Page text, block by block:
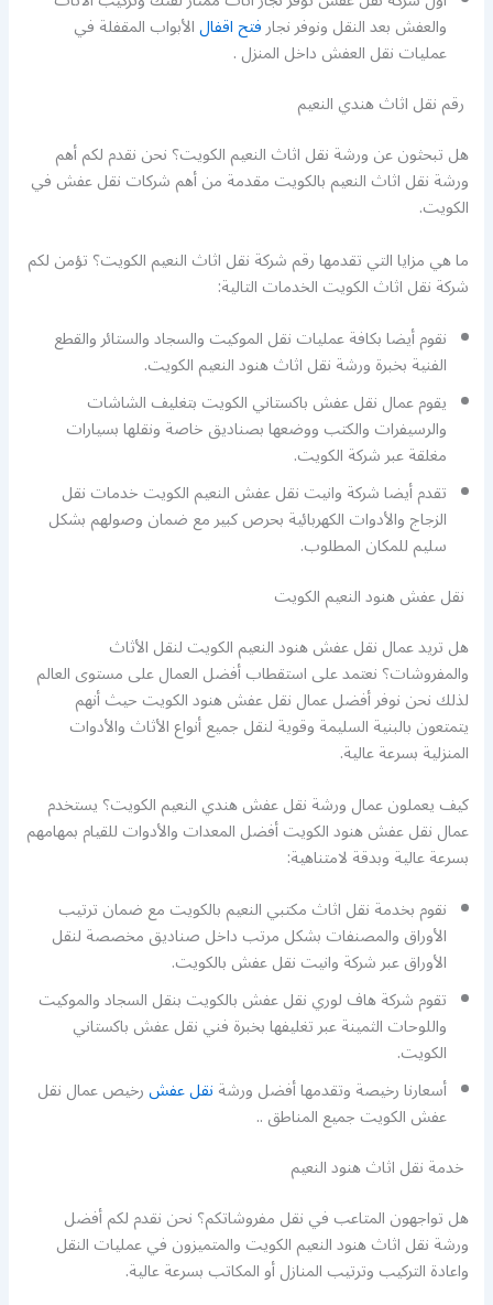
والعفش بعد النقل ونوفر نجارفتح اقفالالأبواب المقفلة في
عمليات نقل العفش داخل المنزل .
رقم نقل اثاث هندي النعيم
هل تبحثون عن ورشة نقل اثاث النعيم الكويت؟ نحن نقدم لكم أهم
ورشة نقل اثاث النعيم بالكويت مقدمة من أهم شركات نقل عفش في
الكويت.
ما هي مزايا التي تقدمها رقم شركة نقل اثاث النعيم الكويت؟ تؤمن لكم
شركة نقل اثاث الكويت الخدمات التالية:
نقوم أيضا بكافة عمليات نقل الموكيت والسجاد والستائر والقطع
الفنية بخبرة ورشة نقل اثاث هنود النعيم الكويت.
يقوم عمال نقل عفش باكستاني الكويت بتغليف الشاشات
والرسيفرات والكتب ووضعها بصناديق خاصة ونقلها بسيارات
مغلقة عبر شركة الكويت.
تقدم أيضا شركة وانيت نقل عفش النعيم الكويت خدمات نقل
الزجاج والأدوات الكهربائية بحرص كبير مع ضمان وصولهم بشكل
سليم للمكان المطلوب.
نقل عفش هنود النعيم الكويت
هل تريد عمال نقل عفش هنود النعيم الكويت لنقل الأثاث
والمفروشات؟ نعتمد على استقطاب أفضل العمال على مستوى العالم
لذلك نحن نوفر أفضل عمال نقل عفش هنود الكويت حيث أنهم
يتمتعون بالبنية السليمة وقوية لنقل جميع أنواع الأثاث والأدوات
المنزلية بسرعة عالية.
كيف يعملون عمال ورشة نقل عفش هندي النعيم الكويت؟ يستخدم
عمال نقل عفش هنود الكويت أفضل المعدات والأدوات للقيام بمهامهم
بسرعة عالية وبدقة لامتناهية:
نقوم بخدمة نقل اثاث مكتبي النعيم بالكويت مع ضمان ترتيب
الأوراق والمصنفات بشكل مرتب داخل صناديق مخصصة لنقل
الأوراق عبر شركة وانيت نقل عفش بالكويت.
تقوم شركة هاف لوري نقل عفش بالكويت بنقل السجاد والموكيت
واللوحات الثمينة عبر تغليفها بخبرة فني نقل عفش باكستاني
الكويت.
أسعارنا رخيصة وتقدمها أفضل ورشةنقل عفشرخيص عمال نقل
عفش الكويت جميع المناطق ..
خدمة نقل اثاث هنود النعيم
هل تواجهون المتاعب في نقل مفروشاتكم؟ نحن نقدم لكم أفضل
ورشة نقل اثاث هنود النعيم الكويت والمتميزون في عمليات النقل
واعادة التركيب وترتيب المنازل أو المكاتب بسرعة عالية.